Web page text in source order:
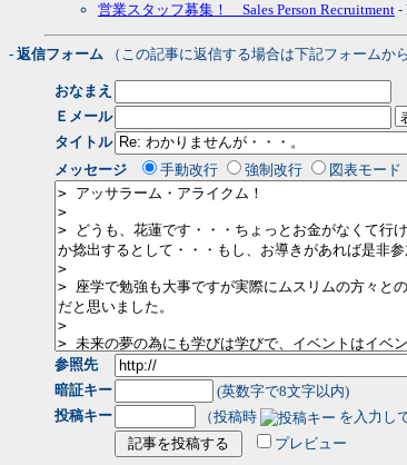
営業スタッフ募集！ Sales Person Recruitment -
- 返信フォーム （この記事に返信する場合は下記フォームか
おなまえ
Ｅメール
タイトル
メッセージ
手動改行 強制改行 図表モード
参照先
暗証キー
(英数字で8文字以内)
投稿キー
（投稿時
を入力し
プレビュー